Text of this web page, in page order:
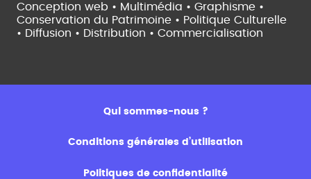
Conception web • Multimédia • Graphisme •
Conservation du Patrimoine • Politique Culturelle
• Diffusion • Distribution • Commercialisation
Qui sommes-nous ?
Conditions générales d’utilisation
Politiques de confidentialité